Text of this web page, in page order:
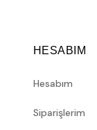
HESABIM
Hesabım
Siparişlerim